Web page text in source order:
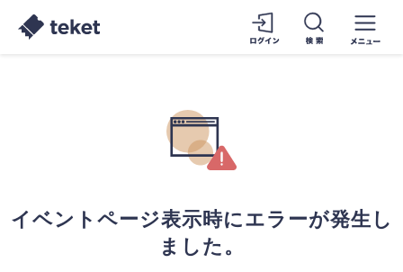
イベントページ表示時にエラーが発生し
ました。